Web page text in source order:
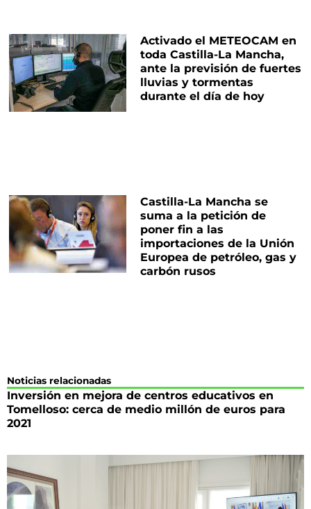
Activado el METEOCAM en
toda Castilla-La Mancha,
ante la previsión de fuertes
lluvias y tormentas
durante el día de hoy
Castilla-La Mancha se
suma a la petición de
poner fin a las
importaciones de la Unión
Europea de petróleo, gas y
carbón rusos
Noticias relacionadas
Inversión en mejora de centros educativos en
Tomelloso: cerca de medio millón de euros para
2021